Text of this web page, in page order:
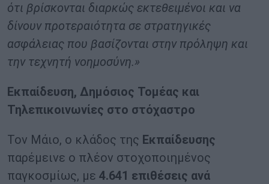
ότι βρίσκονται διαρκώς εκτεθειμένοι και να
δίνουν προτεραιότητα σε στρατηγικές
ασφάλειας που βασίζονται στην πρόληψη και
την τεχνητή νοημοσύνη.»
Εκπαίδευση, Δημόσιος Τομέας και
Τηλεπικοινωνίες στο στόχαστρο
Τον Μάιο, ο κλάδος της Εκπαίδευσης
παρέμεινε ο πλέον στοχοποιημένος
παγκοσμίως, με 4.641 επιθέσεις ανά